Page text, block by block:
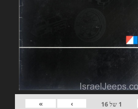
1 של16
›
»